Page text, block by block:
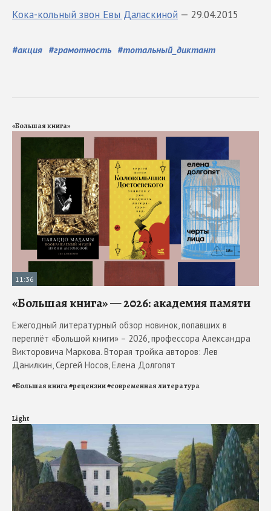
Кока-кольный звон Евы Даласкиной — 29.04.2015
#акция #грамотность #тотальный_диктант
«Большая книга»
11:36
«Большая книга» — 2026: академия памяти
Ежегодный литературный обзор новинок, попавших в
переплёт «Большой книги» – 2026, профессора Александра
Викторовича Маркова. Вторая тройка авторов: Лев
Данилкин, Сергей Носов, Елена Долгопят
#Большая книга#рецензии#современная литература
Light